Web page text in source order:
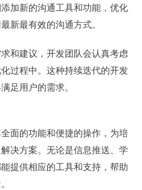
加新的沟通工具和功能，优化
新最有效的沟通方式。
和建议，开发团队会认真考虑
过程中。这种持续迭代的开发
足用户的需求。
面的功能和便捷的操作，为培
决方案。无论是信息推送、学
提供相应的工具和支持，帮助